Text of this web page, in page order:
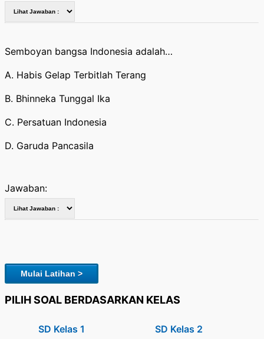
Semboyan bangsa Indonesia adalah…
A. Habis Gelap Terbitlah Terang
B. Bhinneka Tunggal Ika
C. Persatuan Indonesia
D. Garuda Pancasila
Jawaban:
Mulai Latihan >
PILIH SOAL BERDASARKAN KELAS
SD Kelas 1 SD Kelas 2